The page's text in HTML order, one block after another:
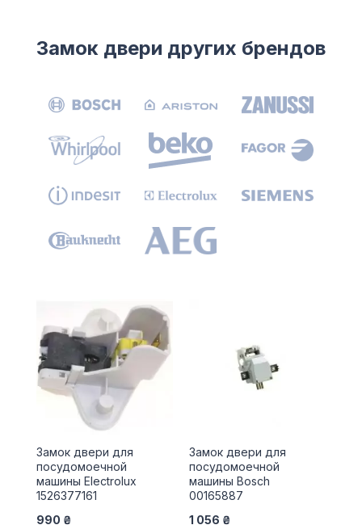
Замок двери других брендов
Замок двери для
посудомоечной
машины Electrolux
1526377161
990 ₴
Замок двери для
посудомоечной
машины Bosch
00165887
1 056 ₴